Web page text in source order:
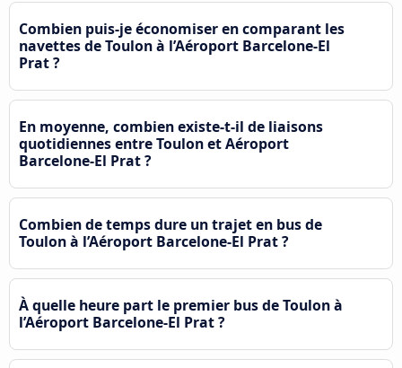
Combien puis-je économiser en comparant les
navettes de Toulon à l’Aéroport Barcelone-El
Prat ?
En moyenne, combien existe-t-il de liaisons
quotidiennes entre Toulon et Aéroport
Barcelone-El Prat ?
Combien de temps dure un trajet en bus de
Toulon à l’Aéroport Barcelone-El Prat ?
À quelle heure part le premier bus de Toulon à
l’Aéroport Barcelone-El Prat ?